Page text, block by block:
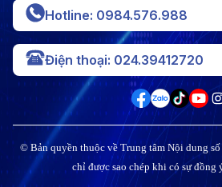
Hotline: 0984.576.988
Điện thoại: 024.39412720
© Bản quyền thuộc về Trung tâm Nội dung
chỉ được sao chép khi có sự đồng